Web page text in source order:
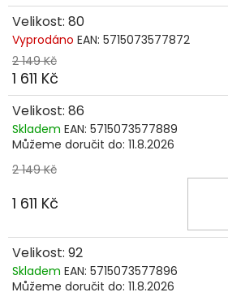
Velikost: 80
Vyprodáno EAN: 5715073577872
2 149 Kč
1 611 Kč
Velikost: 86
Skladem EAN: 5715073577889
Můžeme doručit do: 11.8.2026
2 149 Kč
1 611 Kč
Velikost: 92
Skladem EAN: 5715073577896
Můžeme doručit do: 11.8.2026